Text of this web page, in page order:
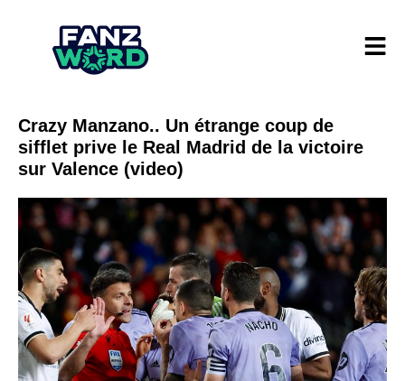
Crazy Manzano.. Un étrange coup de
sifflet prive le Real Madrid de la victoire
sur Valence (video)